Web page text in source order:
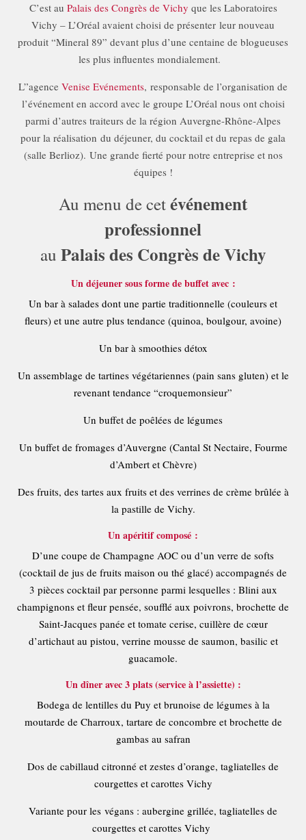
C’est au Palais des Congrès de Vichy que les Laboratoires
Vichy – L’Oréal avaient choisi de présenter leur nouveau
produit “Mineral 89” devant plus d’une centaine de blogueuses
les plus influentes mondialement.
L”agence Venise Evénements, responsable de l’organisation de
l’événement en accord avec le groupe L’Oréal nous ont choisi
parmi d’autres traiteurs de la région Auvergne-Rhône-Alpes
pour la réalisation du déjeuner, du cocktail et du repas de gala
(salle Berlioz). Une grande fierté pour notre entreprise et nos
équipes !
Au menu de cetévénement
professionnel
au Palais des Congrès de Vichy
Un déjeuner sous forme de buffet avec :
Un bar à salades dont une partie traditionnelle (couleurs et
fleurs) et une autre plus tendance (quinoa, boulgour, avoine)
Un bar à smoothies détox
Un assemblage de tartines végétariennes (pain sans gluten) et le
revenant tendance “croquemonsieur”
Un buffet de poêlées de légumes
Un buffet de fromages d’Auvergne (Cantal St Nectaire, Fourme
d’Ambert et Chèvre)
Des fruits, des tartes aux fruits et des verrines de crème brûlée à
la pastille de Vichy.
Un apéritif composé :
D’une coupe de Champagne AOC ou d’un verre de softs
(cocktail de jus de fruits maison ou thé glacé) accompagnés de
3 pièces cocktail par personne parmi lesquelles : Blini aux
champignons et fleur pensée, soufflé aux poivrons, brochette de
Saint-Jacques panée et tomate cerise, cuillère de cœur
d’artichaut au pistou, verrine mousse de saumon, basilic et
guacamole.
Un dîner avec 3 plats (service à l’assiette) :
Bodega de lentilles du Puy et brunoise de légumes à la
moutarde de Charroux, tartare de concombre et brochette de
gambas au safran
Dos de cabillaud citronné et zestes d’orange, tagliatelles de
courgettes et carottes Vichy
Variante pour les végans : aubergine grillée, tagliatelles de
courgettes et carottes Vichy